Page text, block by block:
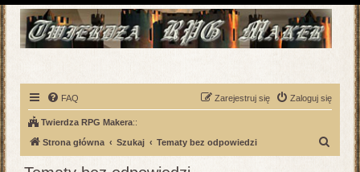
FAQ Zaloguj się
Zarejestruj się
Twierdza RPG Makera::
Strona główna Szukaj Tematy bez odpowiedzi